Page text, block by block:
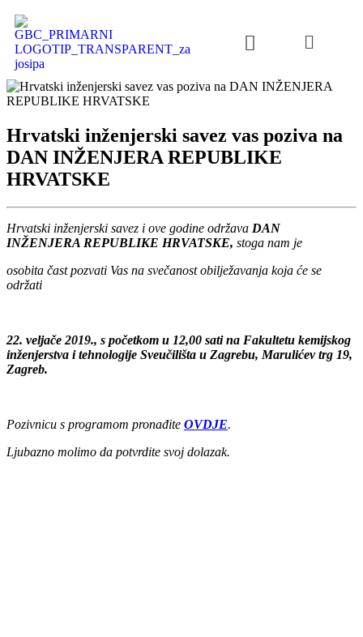
Hrvatski inženjerski savez vas poziva na
DAN INŽENJERA REPUBLIKE
HRVATSKE
Hrvatski inženjerski savez i ove godine održava DAN
INŽENJERA REPUBLIKE HRVATSKE, stoga nam je
osobita čast pozvati Vas na svečanost obilježavanja koja će se
održati
22. veljače 2019., s početkom u 12,00 sati na Fakultetu kemijskog
inženjerstva i tehnologije Sveučilišta u Zagrebu, Marulićev trg 19,
Zagreb.
Pozivnicu s programom pronađite OVDJE.
Ljubazno molimo da potvrdite svoj dolazak.